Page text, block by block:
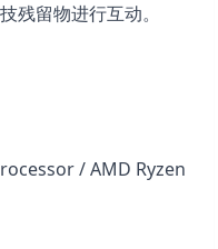
残留物进行互动。
/ AMD Ryzen